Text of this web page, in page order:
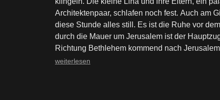
Architektenpaar, schlafen noch fest. Auch am Gilo Checkpoint ist zu um
diese Stunde alles still. Es ist die Ruhe vor
durch die Mauer um Jerusalem ist der
Richtung Bethlehem kommend nach
an einer Hauptroute für Pilger und Touristen.
weiterlesen